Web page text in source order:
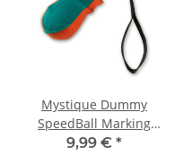
Mystique Dummy
SpeedBall Marking
150g orange / grün
9,99 € *